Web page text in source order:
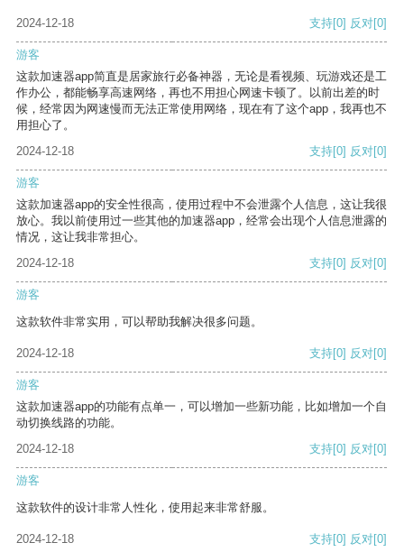
2024-12-18 支持[0] 反对[0]
游客
这款加速器app简直是居家旅行必备神器，无论是看视频、玩游戏还是工
作办公，都能畅享高速网络，再也不用担心网速卡顿了。以前出差的时
候，经常因为网速慢而无法正常使用网络，现在有了这个app，我再也不
用担心了。
2024-12-18
支持[0] 反对[0]
游客
这款加速器app的安全性很高，使用过程中不会泄露个人信息，这让我很
放心。我以前使用过一些其他的加速器app，经常会出现个人信息泄露的
情况，这让我非常担心。
2024-12-18
支持[0] 反对[0]
游客
这款软件非常实用，可以帮助我解决很多问题。
2024-12-18 支持[0] 反对[0]
游客
这款加速器app的功能有点单一，可以增加一些新功能，比如增加一个自
动切换线路的功能。
2024-12-18
支持[0] 反对[0]
游客
这款软件的设计非常人性化，使用起来非常舒服。
2024-12-18 支持[0] 反对[0]